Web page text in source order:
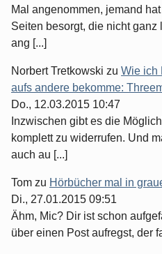
Mal angenommen, jemand
Seiten besorgt, die nicht ganz
ang [...]
Norbert Tretkowski zu Wie ich
aufs andere bekomme:
Do., 12.03.2015 10:47
Inzwischen gibt es die
komplett zu widerrufen. Und
auch au [...]
Tom zu Hörbücher mal in
Di., 27.01.2015 09:51
Ähm, Mic? Dir ist schon
über einen Post aufregst, der